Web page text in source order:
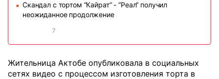
■
Скандал с тортом “Кайрат“ - “Реал“ получил
неожиданное продолжение
7
Жительница Актобе опубликовала в социальных
сетях видео с процессом изготовления торта в